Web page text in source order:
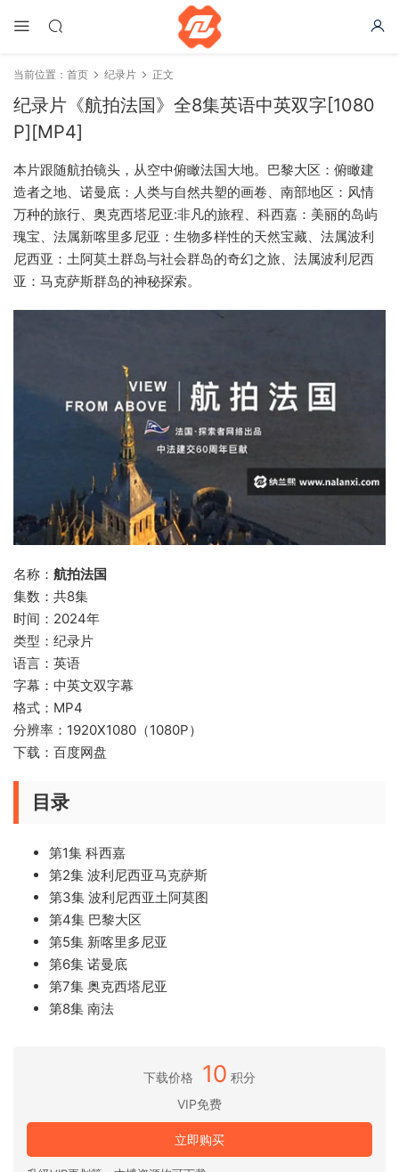
当前位置： 首页 纪录片 正文
纪录片《航拍法国》全8集英语中英双字[1080
P][MP4]
本片跟随航拍镜头，从空中俯瞰法国大地。巴黎大区：俯瞰建
造者之地、诺曼底：人类与自然共塑的画卷、南部地区：风情
万种的旅行、奥克西塔尼亚:非凡的旅程、科西嘉：美丽的岛屿
瑰宝、法属新喀里多尼亚：生物多样性的天然宝藏、法属波利
尼西亚：土阿莫土群岛与社会群岛的奇幻之旅、法属波利尼西
亚：马克萨斯群岛的神秘探索。
名称： 航拍法国
集数：共8集
时间：2024年
类型：纪录片
语言：英语
字幕：中英文双字幕
格式：MP4
分辨率：1920X1080（1080P）
下载：百度网盘
目录
第1集 科西嘉
第2集 波利尼西亚马克萨斯
第3集 波利尼西亚土阿莫图
第4集 巴黎大区
第5集 新喀里多尼亚
第6集 诺曼底
第7集 奥克西塔尼亚
第8集 南法
下载价格 10 积分
VIP免费
立即购买